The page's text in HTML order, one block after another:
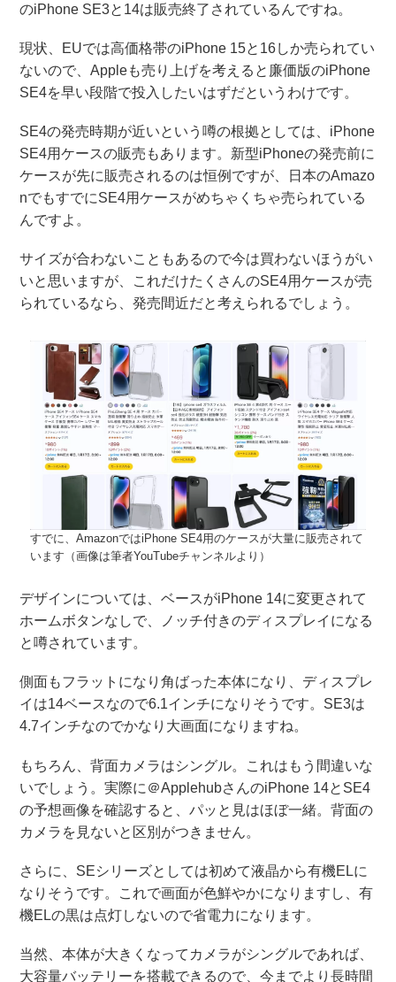
のiPhone SE3と14は販売終了されているんですね。
現状、EUでは高価格帯のiPhone 15と16しか売られてい
ないので、Appleも売り上げを考えると廉価版のiPhone
SE4を早い段階で投入したいはずだというわけです。
SE4の発売時期が近いという噂の根拠としては、iPhone
SE4用ケースの販売もあります。新型iPhoneの発売前に
ケースが先に販売されるのは恒例ですが、日本のAmazo
nでもすでにSE4用ケースがめちゃくちゃ売られている
んですよ。
サイズが合わないこともあるので今は買わないほうがい
いと思いますが、これだけたくさんのSE4用ケースが売
られているなら、発売間近だと考えられるでしょう。
すでに、AmazonではiPhone SE4用のケースが大量に販売されて
います（画像は筆者YouTubeチャンネルより）
デザインについては、ベースがiPhone 14に変更されて
ホームボタンなしで、ノッチ付きのディスプレイになる
と噂されています。
側面もフラットになり角ばった本体になり、ディスプレ
イは14ベースなので6.1インチになりそうです。SE3は
4.7インチなのでかなり大画面になりますね。
もちろん、背面カメラはシングル。これはもう間違いな
いでしょう。実際に＠ApplehubさんのiPhone 14とSE4
の予想画像を確認すると、パッと見はほぼ一緒。背面の
カメラを見ないと区別がつきません。
さらに、SEシリーズとしては初めて液晶から有機ELに
なりそうです。これで画面が色鮮やかになりますし、有
機ELの黒は点灯しないので省電力になります。
当然、本体が大きくなってカメラがシングルであれば、
大容量バッテリーを搭載できるので、今までより長時間